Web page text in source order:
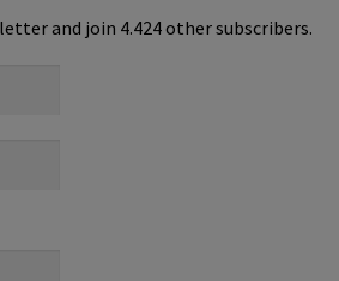
and join 4.424 other subscribers.